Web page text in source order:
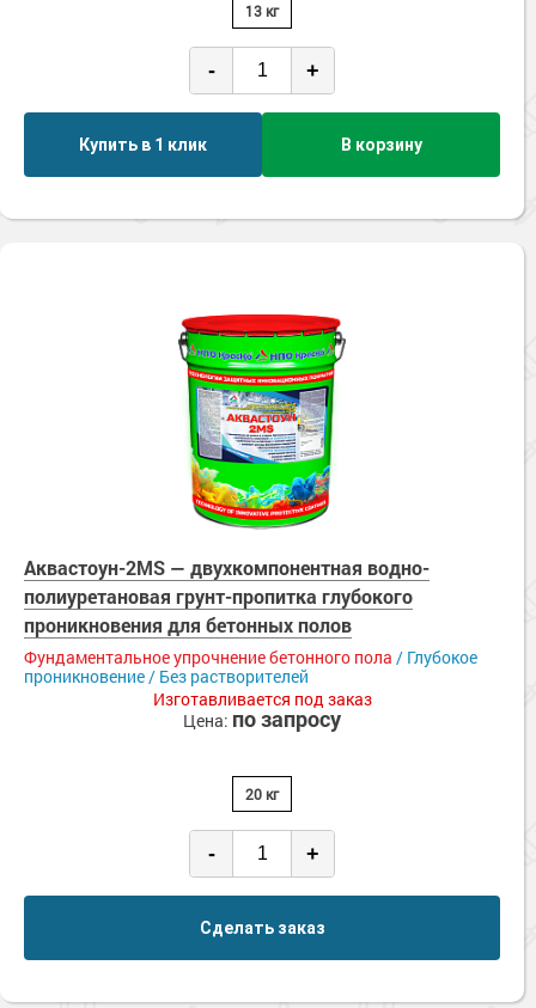
13 кг
- +
Купить в 1 клик В корзину
Аквастоун-2MS — двухкомпонентная водно-
полиуретановая грунт-пропитка глубокого
проникновения для бетонных полов
Фундаментальное упрочнение бетонного пола / Глубокое
проникновение / Без растворителей
Изготавливается под заказ
Цена: по запросу
20 кг
- +
Сделать заказ